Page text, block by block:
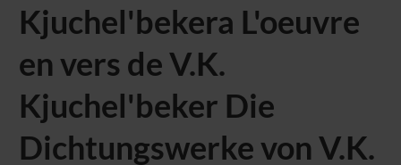
Kjuchel'bekera L'oeuvre
en vers de V.K.
Kjuchel'beker Die
Dichtungswerke von V.K.